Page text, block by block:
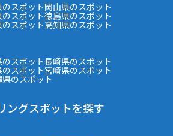
スポット岡山県のスポット
スポット徳島県のスポット
スポット高知県のスポット
スポット長崎県のスポット
スポット宮崎県のスポット
のスポット
ングスポットを探す